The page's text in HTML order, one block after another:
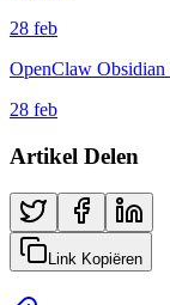
28 feb
OpenClaw
28 feb
Artikel Delen
Link Kopiëren